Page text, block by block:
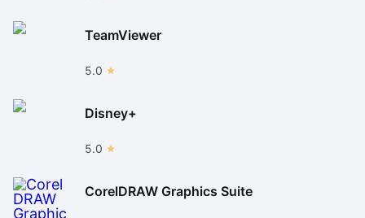
TeamViewer
5.0
Disney+
5.0
CorelDRAW Graphics Suite